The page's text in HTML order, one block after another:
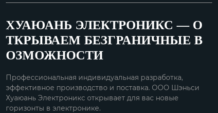
ХУАЮАНЬ ЭЛЕКТРОНИКС — О
ТКРЫВАЕМ БЕЗГРАНИЧНЫЕ В
ОЗМОЖНОСТИ
Профессиональная индивидуальная разработка,
эффективное производство и поставка. ООО Шэньси
Хуаюань Электроникс открывает для вас новые
горизонты в электронике.